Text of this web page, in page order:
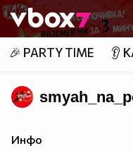
Member of
👾
🎉 PARTY TIME 👂
Инфо